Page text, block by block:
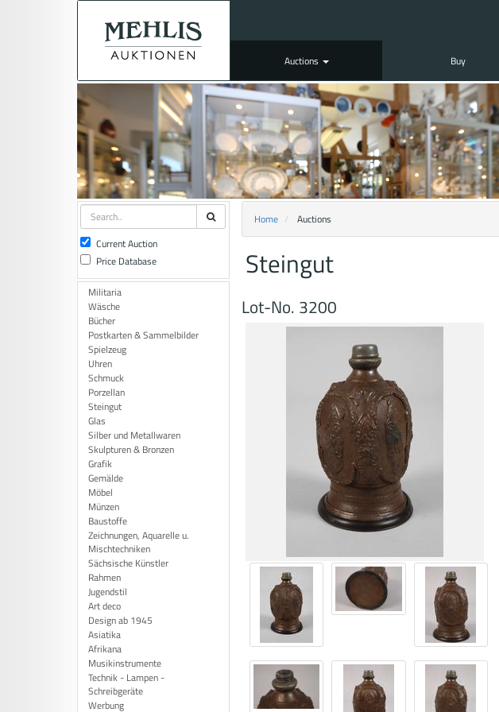
Auctions Buy
Current Auction
Price Database
Militaria
Wäsche
Bücher
Postkarten & Sammelbilder
Spielzeug
Uhren
Schmuck
Porzellan
Steingut
Glas
Silber und Metallwaren
Skulpturen & Bronzen
Grafik
Gemälde
Möbel
Münzen
Baustoffe
Zeichnungen, Aquarelle u.
Mischtechniken
Sächsische Künstler
Rahmen
Jugendstil
Art deco
Design ab 1945
Asiatika
Afrikana
Musikinstrumente
Technik - Lampen -
Schreibgeräte
Werbung
Home Auctions
Steingut
Lot-No. 3200